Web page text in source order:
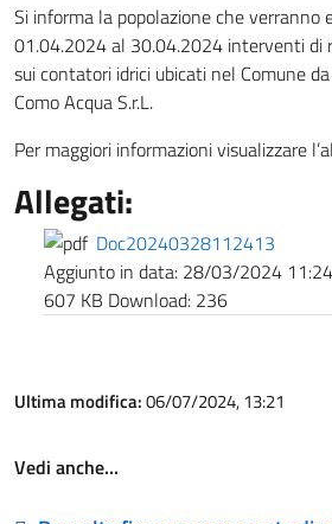
Si informa la popolazione che verranno
01.04.2024 al 30.04.2024 interventi di
sui contatori idrici ubicati nel Comune
Como Acqua S.r.L.
Per maggiori informazioni visualizzare
Allegati:
Doc20240328112413
Aggiunto in data: 28/03/2024 11:24
607 KB Download: 236
Ultima modifica:06/07/2024, 13:21
Vedi anche…